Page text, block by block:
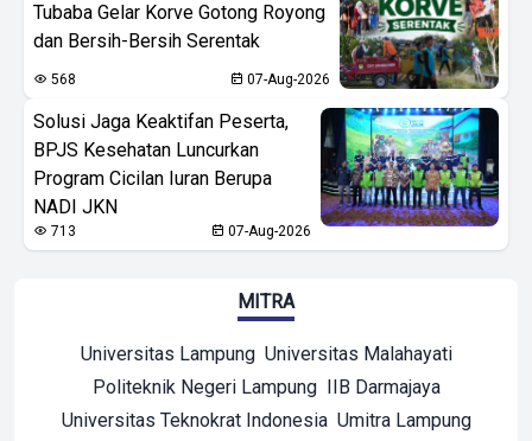
Tubaba Gelar Korve Gotong Royong
dan Bersih-Bersih Serentak
568 07-Aug-2026
Solusi Jaga Keaktifan Peserta,
BPJS Kesehatan Luncurkan
Program Cicilan Iuran Berupa
NADI JKN
713 07-Aug-2026
MITRA
Universitas Lampung Universitas Malahayati
Politeknik Negeri Lampung IIB Darmajaya
Universitas Teknokrat Indonesia Umitra Lampung